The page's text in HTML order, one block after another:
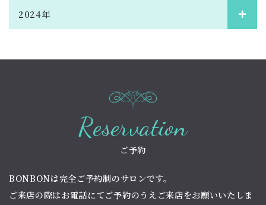
2024年
Reservation
ご予約
BONBONは完全ご予約制のサロンです。
ご来店の際はお電話にてご予約のうえご来店をお願いいたしま